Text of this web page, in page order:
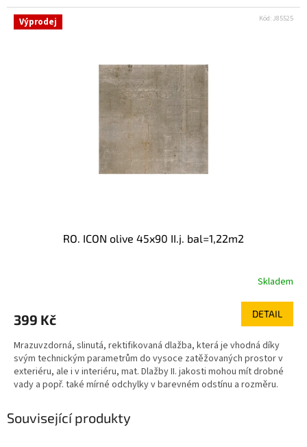
Související produkty
Výprodej
RO. ICON olive 45x90 II.j. bal=1,22m2
Skladem
399 Kč DETAIL
Mrazuvzdorná, slinutá, rektifikovaná dlažba, která je vhodná díky
svým technickým parametrům do vysoce zatěžovaných prostor v
exteriéru, ale i v interiéru, mat. Dlažby II. jakosti mohou mít drobné
vady a popř. také mírné odchylky v barevném odstínu a rozměru.
Kód: J85525